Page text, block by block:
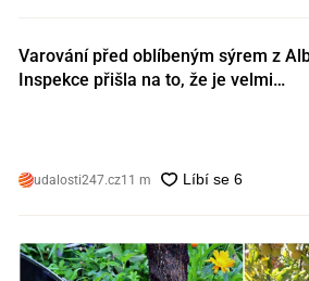
Varování před oblíbeným sýrem z
Inspekce přišla na to, že je velmi
udalosti247.cz11 m